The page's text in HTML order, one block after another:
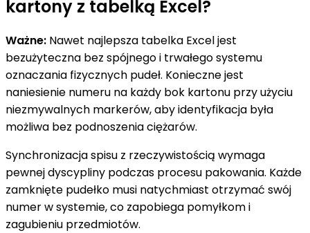
kartony z tabelką Excel?
Ważne: Nawet najlepsza tabelka Excel jest
bezużyteczna bez spójnego i trwałego systemu
oznaczania fizycznych pudeł. Konieczne jest
naniesienie numeru na każdy bok kartonu przy użyciu
niezmywalnych markerów, aby identyfikacja była
możliwa bez podnoszenia ciężarów.
Synchronizacja spisu z rzeczywistością wymaga
pewnej dyscypliny podczas procesu pakowania. Każde
zamknięte pudełko musi natychmiast otrzymać swój
numer w systemie, co zapobiega pomyłkom i
zagubieniu przedmiotów.